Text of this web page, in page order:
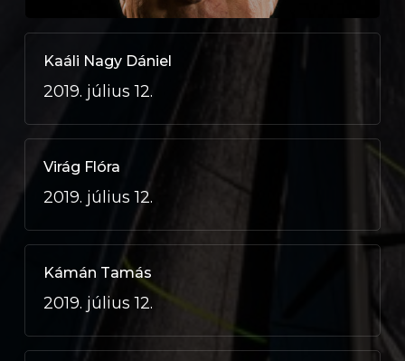
Kaáli Nagy Dániel
2019. július 12.
Virág Flóra
2019. július 12.
Kámán Tamás
2019. július 12.